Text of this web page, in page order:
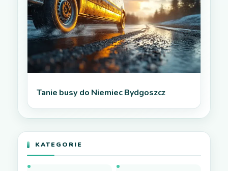
Tanie busy do Niemiec Bydgoszcz
KATEGORIE